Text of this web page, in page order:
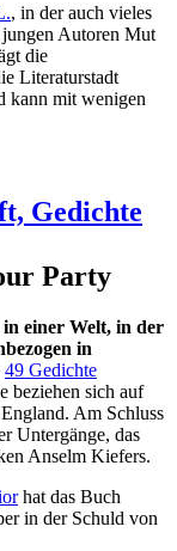
, in der auch vieles
Autoren Mut
die
Literaturstadt
kann mit wenigen
Party
in einer Welt, in der
in
49 Gedichte
beziehen sich auf
Am Schluss
Untergänge, das
Anselm Kiefers.
hat das Buch
in der Schuld von